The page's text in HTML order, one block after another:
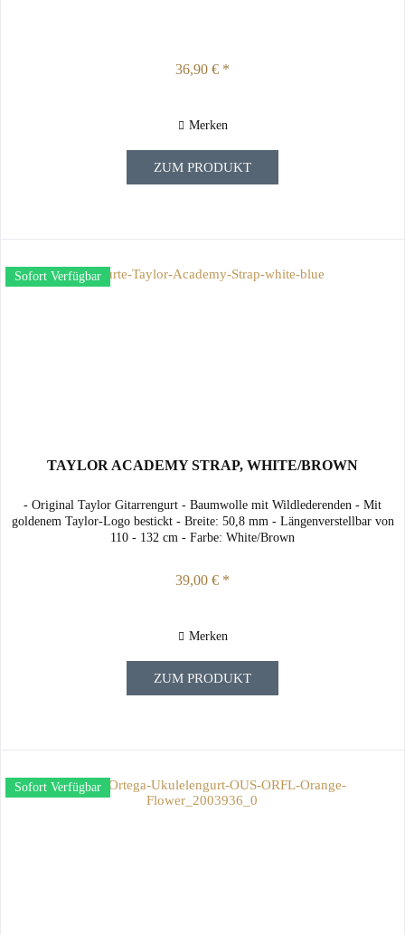
36,90 € *
Merken
ZUM PRODUKT
Sofort Verfügbar
TAYLOR ACADEMY STRAP, WHITE/BROWN
- Original Taylor Gitarrengurt - Baumwolle mit Wildlederenden - Mit
goldenem Taylor-Logo bestickt - Breite: 50,8 mm - Längenverstellbar von
110 - 132 cm - Farbe: White/Brown
39,00 € *
Merken
ZUM PRODUKT
Sofort Verfügbar